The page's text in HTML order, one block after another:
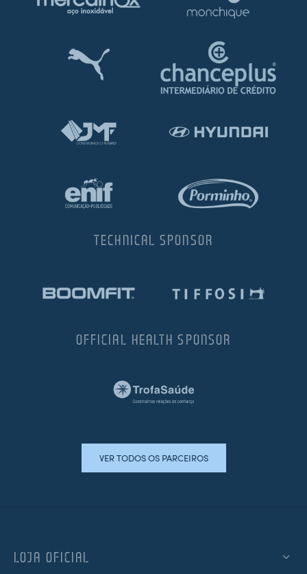
TECHNICAL SPONSOR
OFFICIAL HEALTH SPONSOR
VER TODOS OS PARCEIROS
LOJA OFICIAL